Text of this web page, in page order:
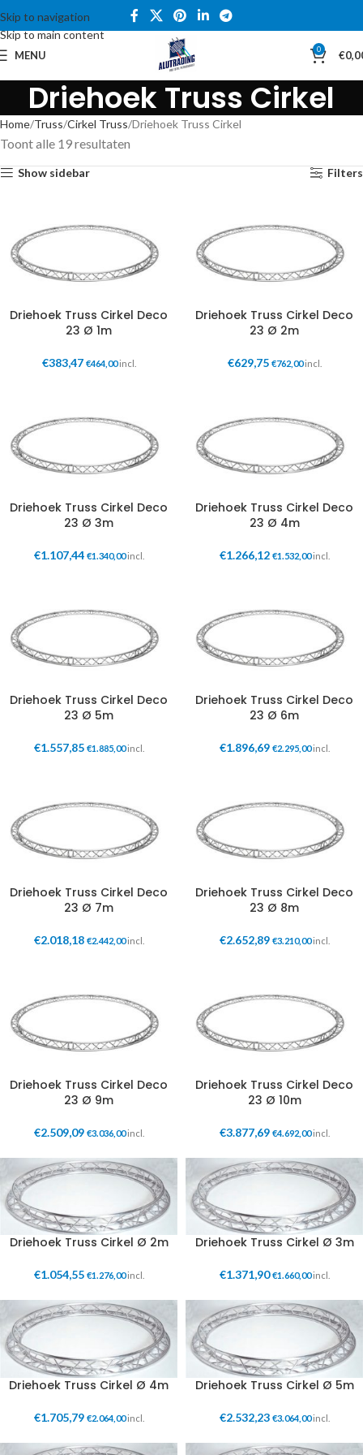
Skip to navigation
Skip to main content
MENU 0 €
Driehoek Truss Cirkel
Home Truss Cirkel Truss Driehoek Truss Cirkel
Toont alle 19 resultaten
Show sidebar Filters
Driehoek Truss Cirkel Deco
23 Ø 1m
€383,47 €464,00incl.
Driehoek Truss Cirkel Deco
23 Ø 2m
€629,75 €762,00incl.
Driehoek Truss Cirkel Deco
23 Ø 3m
€1.107,44 €1.340,00incl.
Driehoek Truss Cirkel Deco
23 Ø 4m
€1.266,12 €1.532,00incl.
Driehoek Truss Cirkel Deco
23 Ø 5m
€1.557,85 €1.885,00incl.
Driehoek Truss Cirkel Deco
23 Ø 6m
€1.896,69 €2.295,00incl.
Driehoek Truss Cirkel Deco
23 Ø 7m
€2.018,18 €2.442,00incl.
Driehoek Truss Cirkel Deco
23 Ø 8m
€2.652,89 €3.210,00incl.
Driehoek Truss Cirkel Deco
23 Ø 9m
€2.509,09 €3.036,00incl.
Driehoek Truss Cirkel Deco
23 Ø 10m
€3.877,69 €4.692,00incl.
Driehoek Truss Cirkel Ø 2m
€1.054,55 €1.276,00incl.
Driehoek Truss Cirkel Ø 3m
€1.371,90 €1.660,00incl.
Driehoek Truss Cirkel Ø 4m
€1.705,79 €2.064,00incl.
Driehoek Truss Cirkel Ø 5m
€2.532,23 €3.064,00incl.